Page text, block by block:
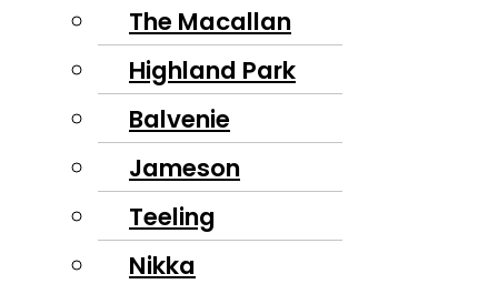
The Macallan
Highland Park
Balvenie
Jameson
Teeling
Nikka